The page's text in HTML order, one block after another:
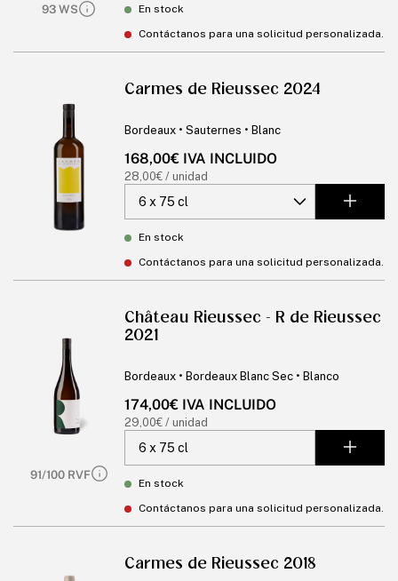
93 WS
En stock
Contáctanos para una solicitud personalizada.
Carmes de Rieussec 2024
Bordeaux • Sauternes • Blanc
Precio
habitual
168,00€ IVA INCLUIDO
Precio
28,00€ / unidad
En stock
Contáctanos para una solicitud personalizada.
91/100 RVF
Château Rieussec - R de Rieussec
2021
Bordeaux • Bordeaux Blanc Sec • Blanco
Precio
habitual
174,00€ IVA INCLUIDO
Precio
29,00€ / unidad
En stock
Contáctanos para una solicitud personalizada.
Carmes de Rieussec 2018